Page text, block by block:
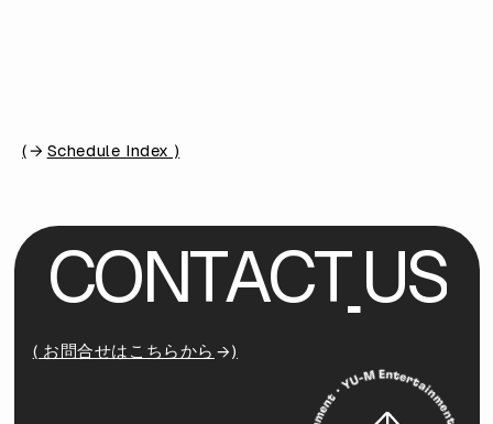
( Schedule Index )
CONTACT US
( お問合せはこちらから )